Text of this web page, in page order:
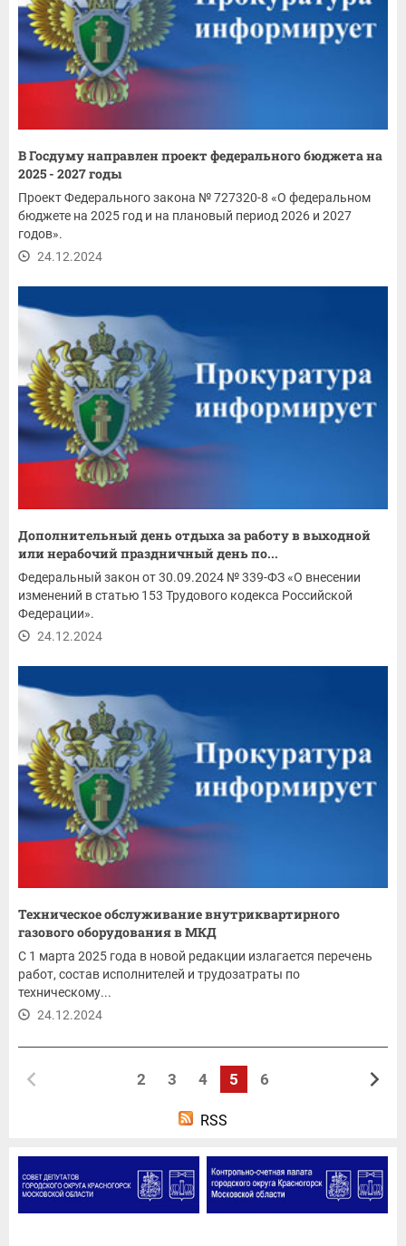
В Госдуму направлен проект федерального бюджета на
2025 - 2027 годы
Проект Федерального закона № 727320-8 «О федеральном
бюджете на 2025 год и на плановый период 2026 и 2027
годов».
24.12.2024
Дополнительный день отдыха за работу в выходной
или нерабочий праздничный день по...
Федеральный закон от 30.09.2024 № 339-ФЗ «О внесении
изменений в статью 153 Трудового кодекса Российской
Федерации».
24.12.2024
Техническое обслуживание внутриквартирного
газового оборудования в МКД
С 1 марта 2025 года в новой редакции излагается перечень
работ, состав исполнителей и трудозатраты по
техническому...
24.12.2024
2 3 4 5 6
RSS